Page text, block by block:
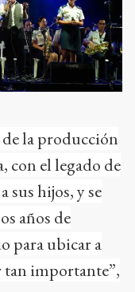
la producción
con el legado de
sus hijos, y se
años de
para ubicar a
tan importante”,